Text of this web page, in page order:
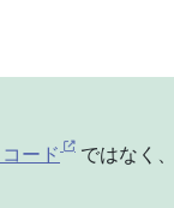
ード
ではなく